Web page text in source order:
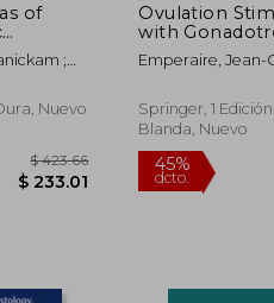
of
DVD];
Nuevo
Ovulation
with
(en Inglés)
Emperaire, Jean-
Springer, 1
Blanda, Nuevo